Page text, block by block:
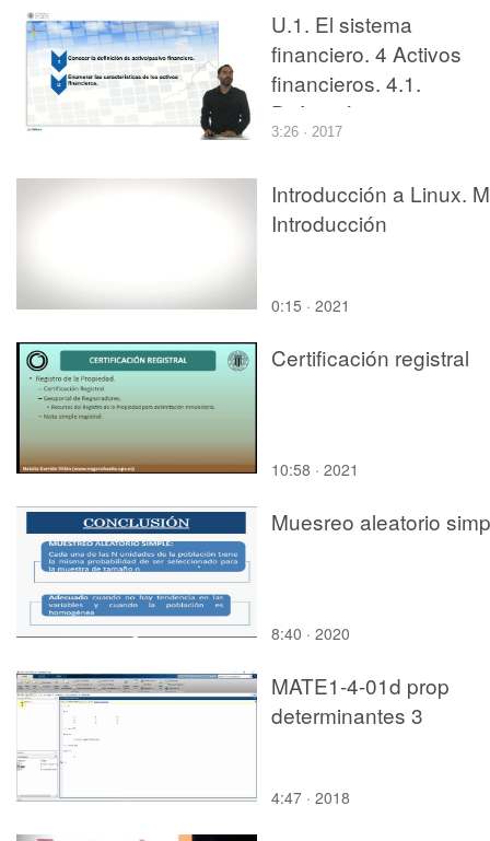
U.1. El sistema
financiero. 4 Activos
financieros. 4.1.
Definición y
características.
3:26 · 2017
Introducción a Linux.
Introducción
0:15 · 2021
Certificación registral
10:58 · 2021
Muesreo aleatorio
8:40 · 2020
MATE1-4-01d prop
determinantes 3
4:47 · 2018